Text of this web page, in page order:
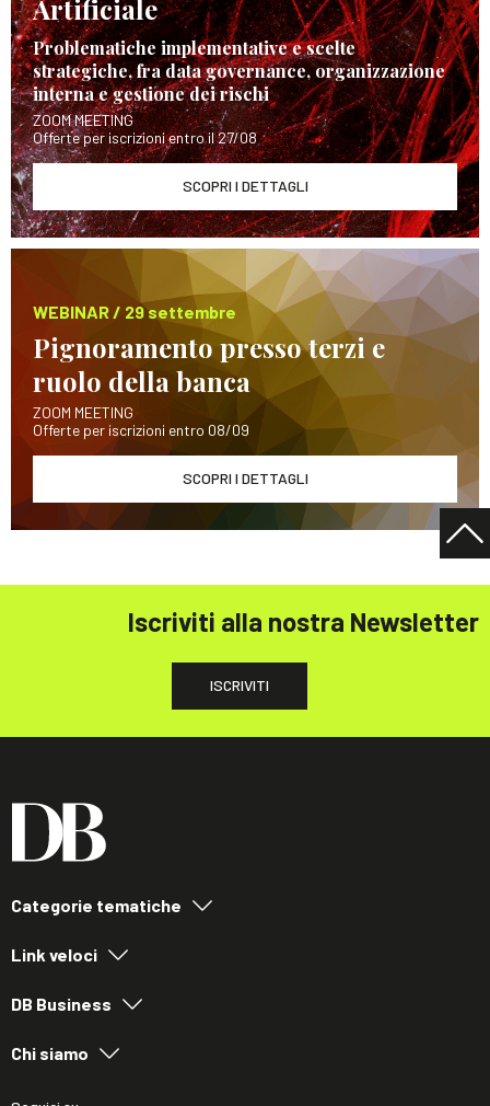
Artificiale
Problematiche implementative e scelte
strategiche, fra data governance, organizzazione
interna e gestione dei rischi
ZOOM MEETING
Offerte per iscrizioni entro il 27/08
SCOPRI I DETTAGLI
WEBINAR / 29 settembre
Pignoramento presso terzi e
ruolo della banca
ZOOM MEETING
Offerte per iscrizioni entro 08/09
SCOPRI I DETTAGLI
Iscriviti alla nostra Newsletter
ISCRIVITI
Categorie tematiche
Link veloci
DB Business
Chi siamo